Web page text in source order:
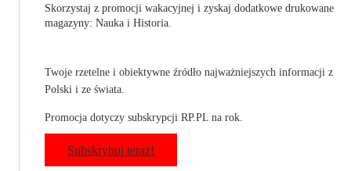
Skorzystaj z promocji wakacyjnej i zyskaj dodatkowe drukowane
magazyny: Nauka i Historia.
Twoje rzetelne i obiektywne źródło najważniejszych informacji z
Polski i ze świata.
Promocja dotyczy subskrypcji RP.PL na rok.
Subskrybuj teraz!